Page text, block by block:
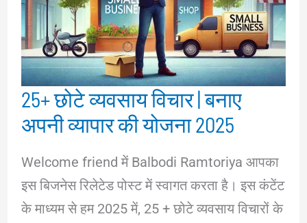
25+ छोटे व्यवसाय विचार | बनाए
अपनी व्यापार की योजना 2025
Welcome friend में Balbodi Ramtoriya आपका
इस बिजनेस रिलेटेड पोस्ट में स्वागत करता है। इस कंटेंट
के माध्यम से हम 2025 में, 25 + छोटे व्यवसाय विचारों के